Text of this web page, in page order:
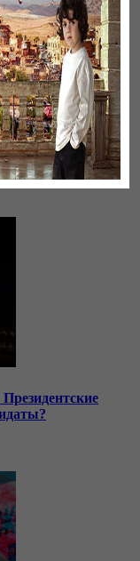
школьницы |